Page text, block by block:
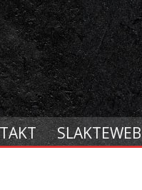
SLAKTEWEB